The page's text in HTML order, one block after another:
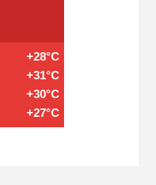
+28°C
+31°C
+30°C
+27°C